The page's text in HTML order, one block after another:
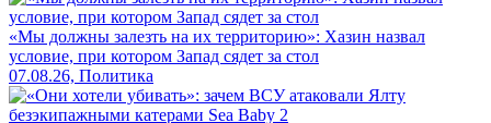
«Мы должны залезть на их территорию»: Хазин назвал
условие, при котором Запад сядет за стол
07.08.26, Политика